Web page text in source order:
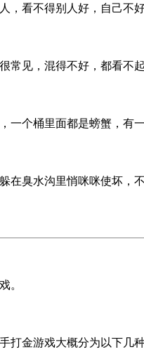
，看不得别人好，自己不
常见，混得不好，都看不
一个桶里面都是螃蟹，有
在臭水沟里悄咪咪使坏，
。
打金游戏大概分为以下几种